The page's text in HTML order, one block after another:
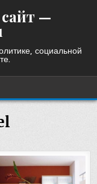
—
социальной